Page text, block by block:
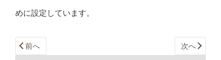
めに設定しています。
前へ 次へ